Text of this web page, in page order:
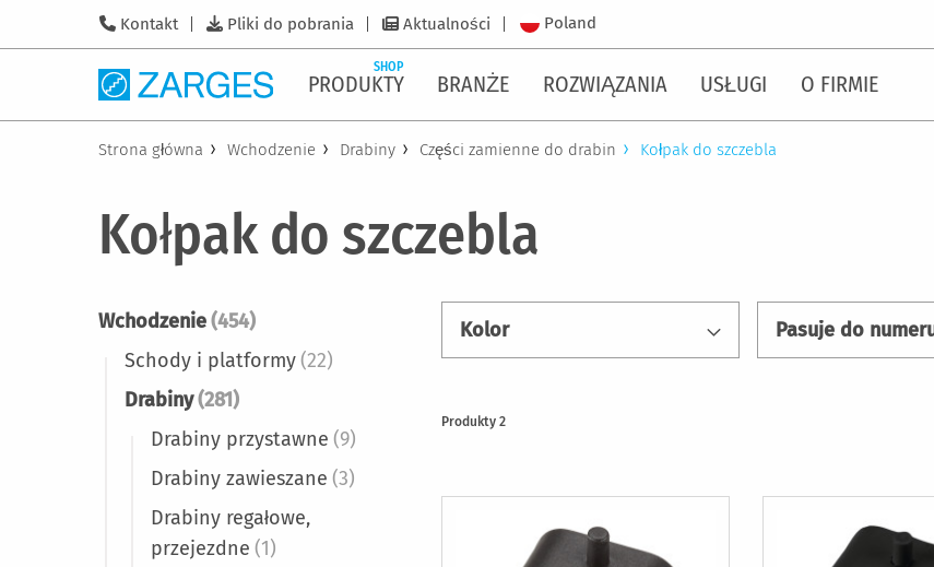
Kontakt Pliki do pobrania Aktualności Poland
PRODUKTY
SHOP
BRANŻE ROZWIĄZANIA USŁUGI O FIRMIE
Strona główna Wchodzenie Drabiny Części zamienne do drabin Kołpak do szczebla
Kołpak do szczebla
Kolor
Produkty2
Wchodzenie(454)
Schody i platformy(22)
Drabiny(281)
Drabiny przystawne (9)
Drabiny zawieszane (3)
Drabiny regałowe,
przejezdne (1)